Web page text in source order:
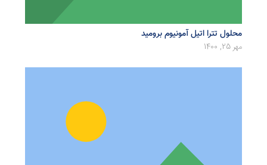
محلول تترا اتیل آمونیوم برومید
مهر 25, 1400